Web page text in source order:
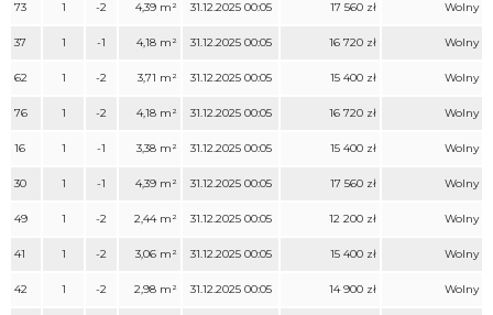
73 1 -2 4,39 m² 31.12.2025 00:05 17 560 zł Wolny
37 1 -1 4,18 m² 31.12.2025 00:05 16 720 zł Wolny
62 1 -2 3,71 m² 31.12.2025 00:05 15 400 zł Wolny
76 1 -2 4,18 m² 31.12.2025 00:05 16 720 zł Wolny
16 1 -1 3,38 m² 31.12.2025 00:05 15 400 zł Wolny
30 1 -1 4,39 m² 31.12.2025 00:05 17 560 zł Wolny
49 1 -2 2,44 m² 31.12.2025 00:05 12 200 zł Wolny
41 1 -2 3,06 m² 31.12.2025 00:05 15 400 zł Wolny
42 1 -2 2,98 m² 31.12.2025 00:05 14 900 zł Wolny